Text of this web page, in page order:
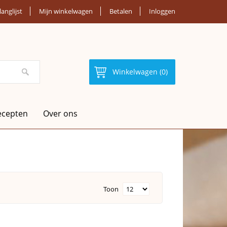
Mijn winkelwagen Betalen Inloggen
Winkelwagen (0)
Over ons
Toon